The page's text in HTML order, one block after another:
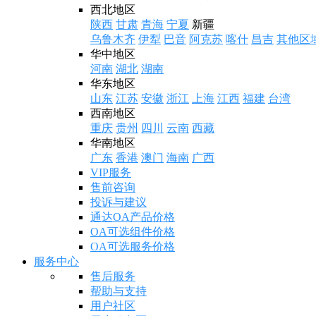
西北地区
陕西 甘肃 青海 宁夏 新疆
乌鲁木齐 伊犁 巴音 阿克苏 喀什 昌吉 其他区
华中地区
河南 湖北 湖南
华东地区
山东 江苏 安徽 浙江 上海 江西 福建 台湾
西南地区
重庆 贵州 四川 云南 西藏
华南地区
广东 香港 澳门 海南 广西
VIP服务
售前咨询
投诉与建议
通达OA产品价格
OA可选组件价格
OA可选服务价格
服务中心
售后服务
帮助与支持
用户社区